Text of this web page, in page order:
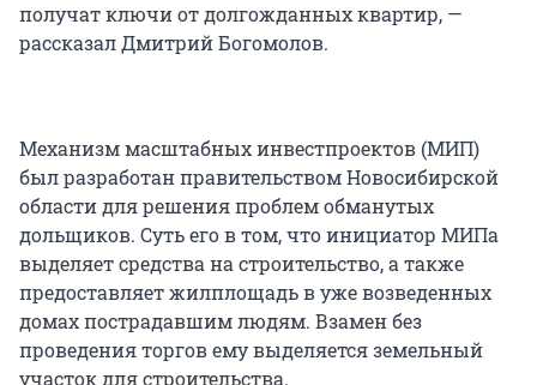
получат ключи от долгожданных квартир, —
рассказал Дмитрий Богомолов.
Механизм масштабных инвестпроектов (МИП)
был разработан правительством Новосибирской
области для решения проблем обманутых
дольщиков. Суть его в том, что инициатор МИПа
выделяет средства на строительство, а также
предоставляет жилплощадь в уже возведенных
домах пострадавшим людям. Взамен без
проведения торгов ему выделяется земельный
участок для строительства.